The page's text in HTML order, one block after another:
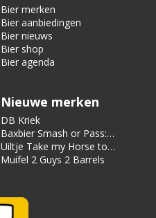
Bier merken
Bier aanbiedingen
Bier nieuws
Bier shop
Bier agenda
Nieuwe merken
DB Kriek
Baxbier Smash or Pass:
Strata
Uiltje Take my Horse to
the Hotel Room
Muifel 2 Guys 2 Barrels